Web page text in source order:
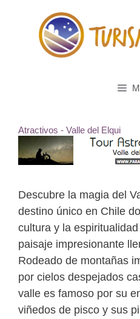
contenido
Atractivos - Valle del Elqui
Descubre la magia del
destino único en Chile
cultura y la
paisaje impresionante
Rodeado de montañas
por cielos despejados
valle es famoso por su
viñedos de pisco y sus